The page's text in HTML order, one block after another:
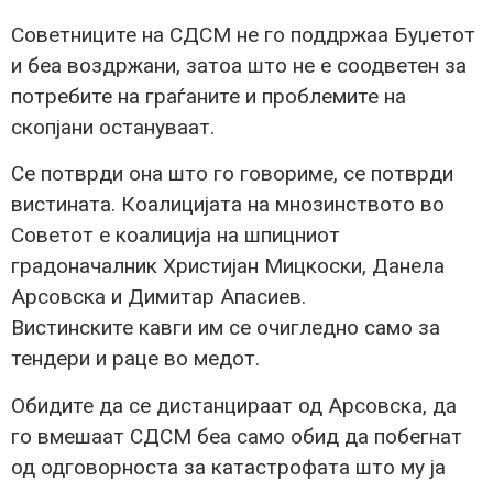
Советниците на СДСМ не го поддржаа Буџетот
и беа воздржани, затоа што не е соодветен за
потребите на граѓаните и проблемите на
скопјани остануваат.
Се потврди она што го говориме, се потврди
вистината. Коалицијата на мнозинството во
Советот е коалиција на шпицниот
градоначалник Христијан Мицкоски, Данела
Арсовска и Димитар Апасиев.
Вистинските кавги им се очигледно само за
тендери и раце во медот.
Обидите да се дистанцираат од Арсовска, да
го вмешаат СДСМ беа само обид да побегнат
од одговорноста за катастрофата што му ја